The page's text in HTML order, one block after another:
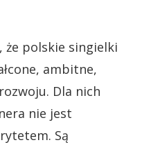
że polskie singielki
ambitne,
Dla nich
nie jest
Są